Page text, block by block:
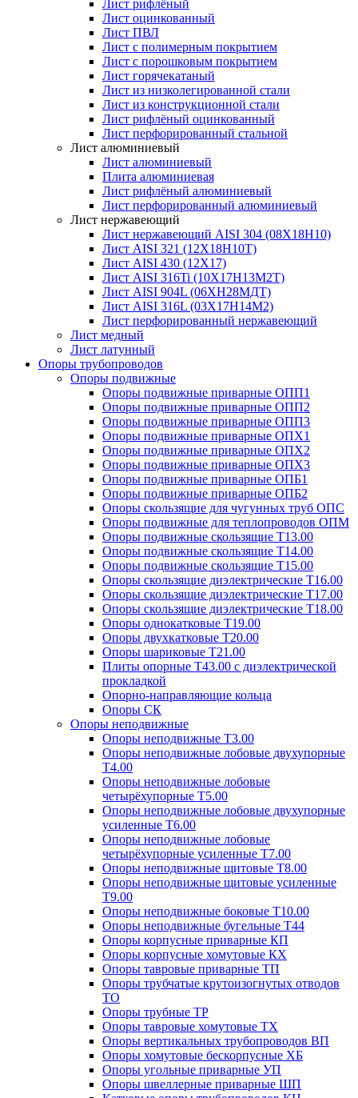
Лист рифлёный
Лист оцинкованный
Лист ПВЛ
Лист с полимерным покрытием
Лист с порошковым покрытием
Лист горячекатаный
Лист из низколегированной стали
Лист из конструкционной стали
Лист рифлёный оцинкованный
Лист перфорированный стальной
Лист алюминиевый
Лист алюминиевый
Плита алюминиевая
Лист рифлёный алюминиевый
Лист перфорированный алюминиевый
Лист нержавеющий
Лист нержавеющий AISI 304 (08Х18Н10)
Лист AISI 321 (12Х18Н10Т)
Лист AISI 430 (12Х17)
Лист AISI 316Ti (10Х17Н13М2Т)
Лист AISI 904L (06ХН28МДТ)
Лист AISI 316L (03Х17Н14М2)
Лист перфорированный нержавеющий
Лист медный
Лист латунный
Опоры трубопроводов
Опоры подвижные
Опоры подвижные приварные ОПП1
Опоры подвижные приварные ОПП2
Опоры подвижные приварные ОПП3
Опоры подвижные приварные ОПХ1
Опоры подвижные приварные ОПХ2
Опоры подвижные приварные ОПХ3
Опоры подвижные приварные ОПБ1
Опоры подвижные приварные ОПБ2
Опоры скользящие для чугунных труб ОПС
Опоры подвижные для теплопроводов ОПМ
Опоры подвижные скользящие Т13.00
Опоры подвижные скользящие Т14.00
Опоры подвижные скользящие Т15.00
Опоры скользящие диэлектрические Т16.00
Опоры скользящие диэлектрические Т17.00
Опоры скользящие диэлектрические Т18.00
Опоры однокатковые Т19.00
Опоры двухкатковые Т20.00
Опоры шариковые Т21.00
Плиты опорные Т43.00 с диэлектрической
прокладкой
Опорно-направляющие кольца
Опоры СК
Опоры неподвижные
Опоры неподвижные Т3.00
Опоры неподвижные лобовые двухупорные
Т4.00
Опоры неподвижные лобовые
четырёхупорные Т5.00
Опоры неподвижные лобовые двухупорные
усиленные Т6.00
Опоры неподвижные лобовые
четырёхупорные усиленные Т7.00
Опоры неподвижные щитовые Т8.00
Опоры неподвижные щитовые усиленные
Т9.00
Опоры неподвижные боковые Т10.00
Опоры неподвижные бугельные Т44
Опоры корпусные приварные КП
Опоры корпусные хомутовые КХ
Опоры тавровые приварные ТП
Опоры трубчатые крутоизогнутых отводов
ТО
Опоры трубные ТР
Опоры тавровые хомутовые ТХ
Опоры вертикальных трубопроводов ВП
Опоры хомутовые бескорпусные ХБ
Опоры угольные приварные УП
Опоры швеллерные приварные ШП